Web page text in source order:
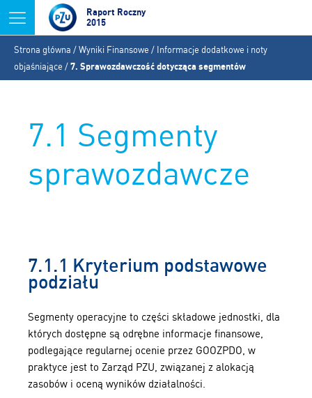
Jump to navigation
Raport Roczny
2015
Jesteś
tutaj
Strona główna /Wyniki Finansowe / Informacje dodatkowe i noty
objaśniające /7. Sprawozdawczość dotycząca segmentów
7.1 Segmenty
sprawozdawcze
7.1.1 Kryterium podstawowe
podziału
Segmenty operacyjne to części składowe jednostki, dla
których dostępne są odrębne informacje finansowe,
podlegające regularnej ocenie przez GOOZPDO, w
praktyce jest to Zarząd PZU, związanej z alokacją
zasobów i oceną wyników działalności.